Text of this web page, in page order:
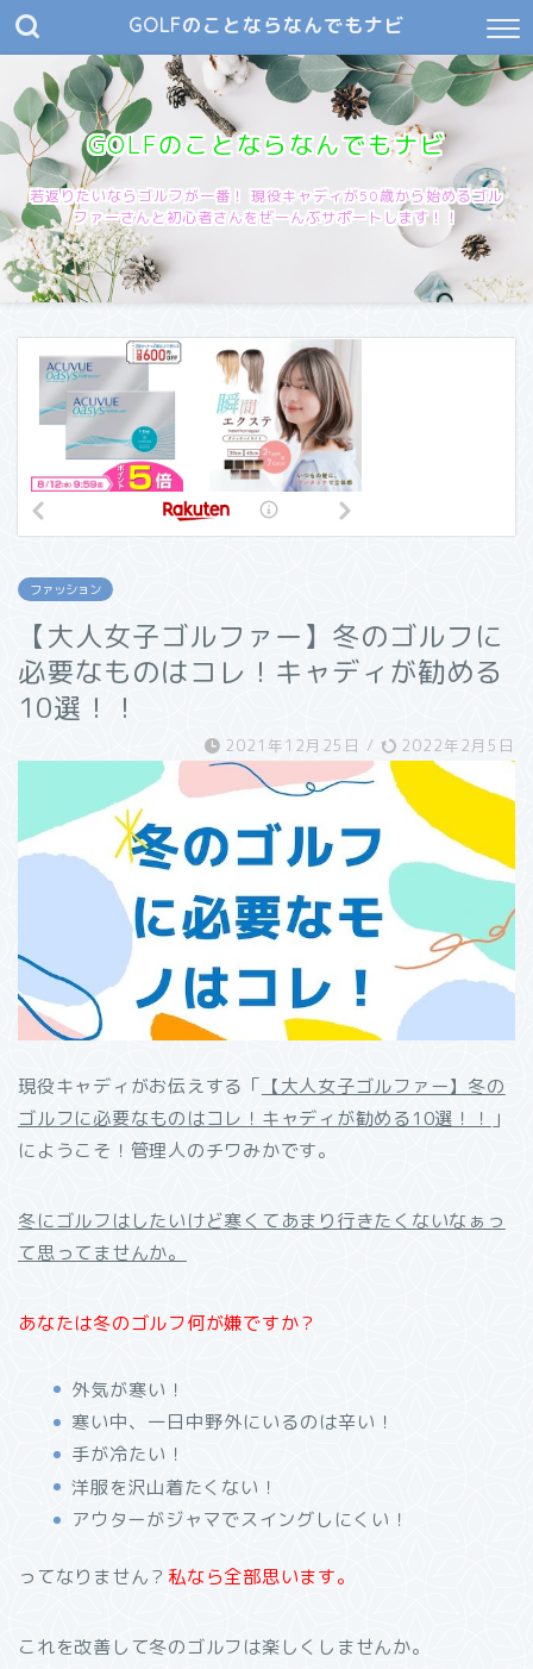
GOLFのことならなんでもナビ
GOLFのことならなんでもナビ
若返りたいならゴルフが一番！ 現役キャディが50歳から始めるゴル
ファーさんと初心者さんをぜーんぶサポートします！！
ファッション
【大人女子ゴルファー】冬のゴルフに
必要なものはコレ！キャディが勧める
10選！！
2021年12月25日 / 2022年2月5日
現役キャディがお伝えする「 【大人女子ゴルファー】冬の
ゴルフに必要なものはコレ！キャディが勧める10選！！
」
にようこそ！管理人のチワみかです。
冬にゴルフはしたいけど寒くてあまり行きたくないなぁっ
て思ってませんか。
あなたは冬のゴルフ何が嫌ですか？
外気が寒い！
寒い中、一日中野外にいるのは辛い！
手が冷たい！
洋服を沢山着たくない！
アウターがジャマでスイングしにくい！
ってなりません？ 私なら全部思います。
これを改善して冬のゴルフは楽しくしませんか。